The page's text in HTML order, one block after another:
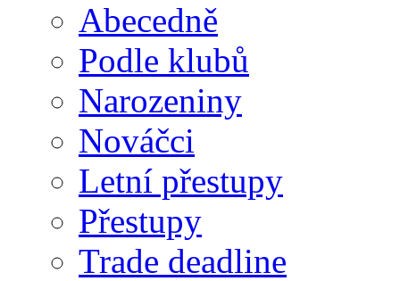
Abecedně
Podle klubů
Narozeniny
Nováčci
Letní přestupy
Přestupy
Trade deadline